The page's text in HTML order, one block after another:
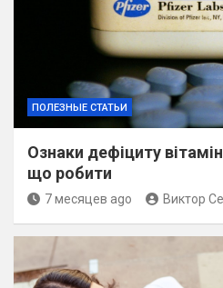
ПОЛЕЗНЫЕ СТАТЬИ
Ознаки дефіциту
що робити
7 месяцев ago Виктор